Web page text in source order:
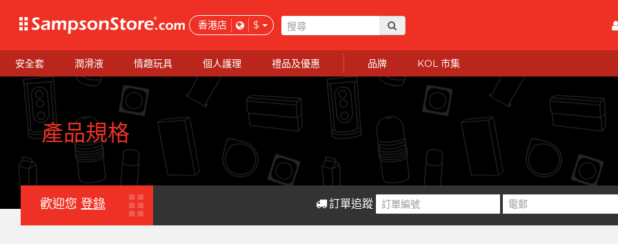
香港店 $
安全套 潤滑液 情趣玩具 個人護理 禮品及優惠 品牌 KOL 市集
產品規格
歡迎您 登錄 訂單追蹤